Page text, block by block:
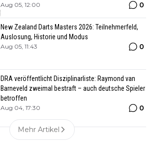
Aug 05, 12:00 0
New Zealand Darts Masters 2026: Teilnehmerfeld,
Auslosung, Historie und Modus
Aug 05, 11:43 0
DRA veröffentlicht Disziplinarliste: Raymond van
Barneveld zweimal bestraft – auch deutsche Spieler
betroffen
Aug 04, 17:30 0
Mehr Artikel